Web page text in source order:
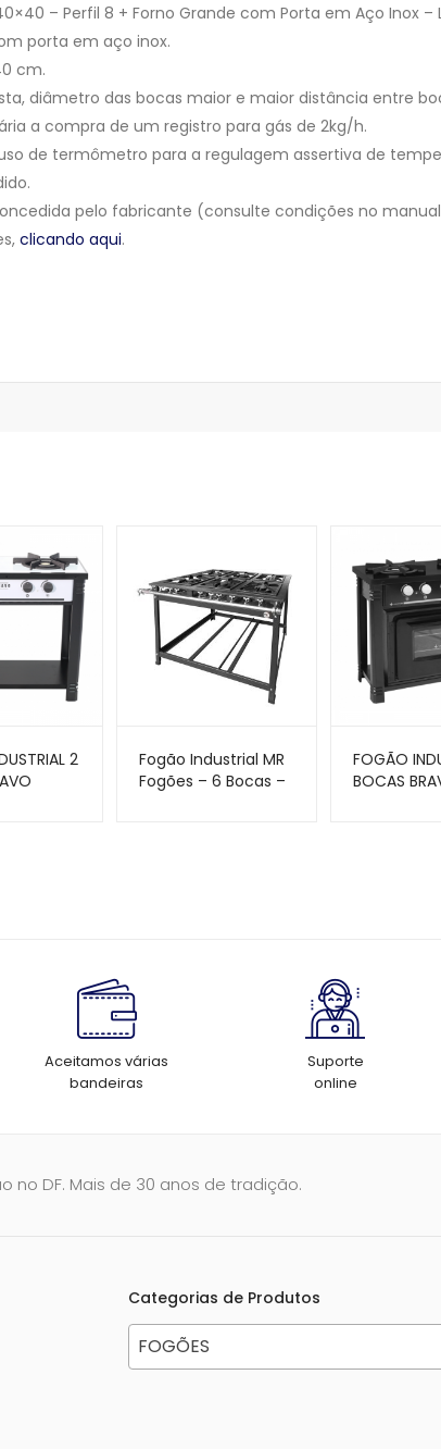
– Perfil 8 + Forno Grande com Porta em Aço Inox –
porta em aço inox.
cm.
diâmetro das bocas maior e maior distância entre
a compra de um registro para gás de 2kg/h.
de termômetro para a regulagem assertiva de
pelo fabricante (consulte condições no
clicando aqui.
2
Fogão Industrial MR
Fogões – 6 Bocas –
FOGÃO
BOCAS
Aceitamos várias
bandeiras
Suporte
online
no DF. Mais de 30 anos de tradição.
Categorias de Produtos
FOGÕES